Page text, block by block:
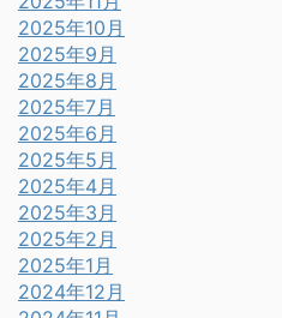
2025年10月
2025年9月
2025年8月
2025年7月
2025年6月
2025年5月
2025年4月
2025年3月
2025年2月
2025年1月
2024年12月